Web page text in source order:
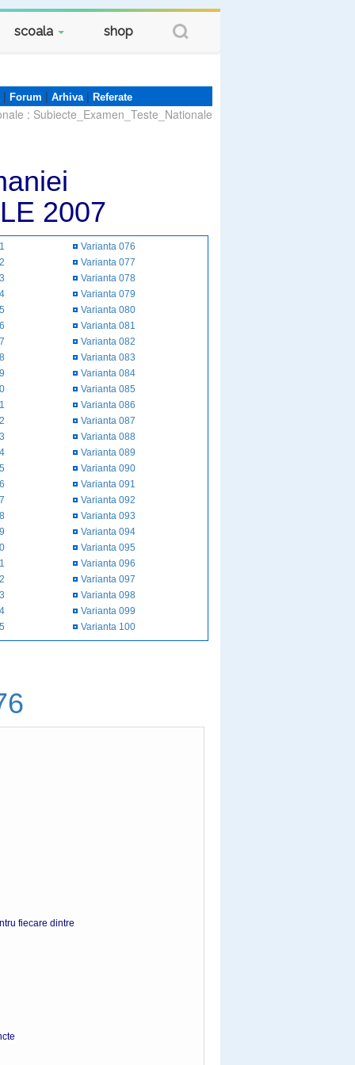
scoala shop
| Forum | Arhiva| Referate
: Subiecte_Examen_Teste_Nationale
2007
Varianta 076
Varianta 077
Varianta 078
Varianta 079
Varianta 080
Varianta 081
Varianta 082
Varianta 083
Varianta 084
Varianta 085
Varianta 086
Varianta 087
Varianta 088
Varianta 089
Varianta 090
Varianta 091
Varianta 092
Varianta 093
Varianta 094
Varianta 095
Varianta 096
Varianta 097
Varianta 098
Varianta 099
Varianta 100
fiecare dintre